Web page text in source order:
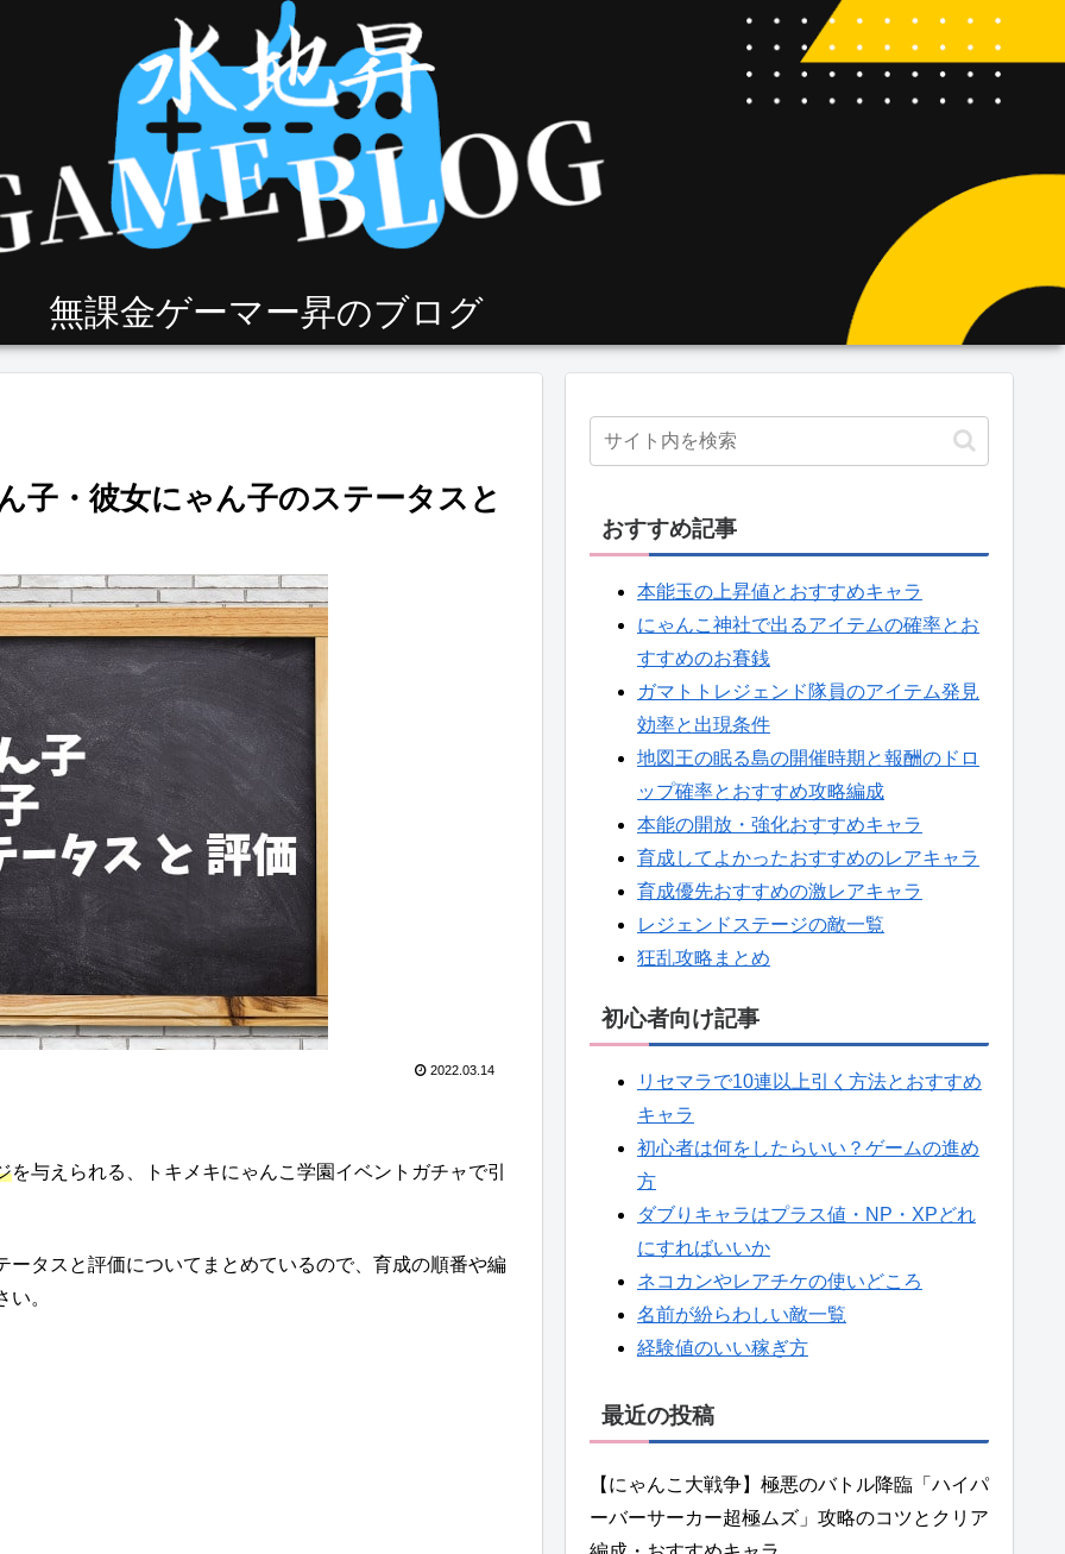
無課金ゲーマー昇のブログ
子・彼女にゃん子のステータスと
2022.03.14
を与えられる、トキメキにゃんこ学園イベントガチャで引
タスと評価についてまとめているので、育成の順番や編
。
おすすめ記事
本能玉の上昇値とおすすめキャラ
にゃんこ神社で出るアイテムの確率とお
すすめのお賽銭
ガマトトレジェンド隊員のアイテム発見
効率と出現条件
地図王の眠る島の開催時期と報酬のドロ
ップ確率とおすすめ攻略編成
本能の開放・強化おすすめキャラ
育成してよかったおすすめのレアキャラ
育成優先おすすめの激レアキャラ
レジェンドステージの敵一覧
狂乱攻略まとめ
初心者向け記事
リセマラで10連以上引く方法とおすすめ
キャラ
初心者は何をしたらいい？ゲームの進め
方
ダブりキャラはプラス値・NP・XPどれ
にすればいいか
ネコカンやレアチケの使いどころ
名前が紛らわしい敵一覧
経験値のいい稼ぎ方
最近の投稿
【にゃんこ大戦争】極悪のバトル降臨「ハイパ
ーバーサーカー超極ムズ」攻略のコツとクリア